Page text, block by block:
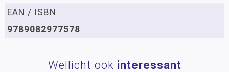
EAN / ISBN
9789082977578
Wellicht ook interessant